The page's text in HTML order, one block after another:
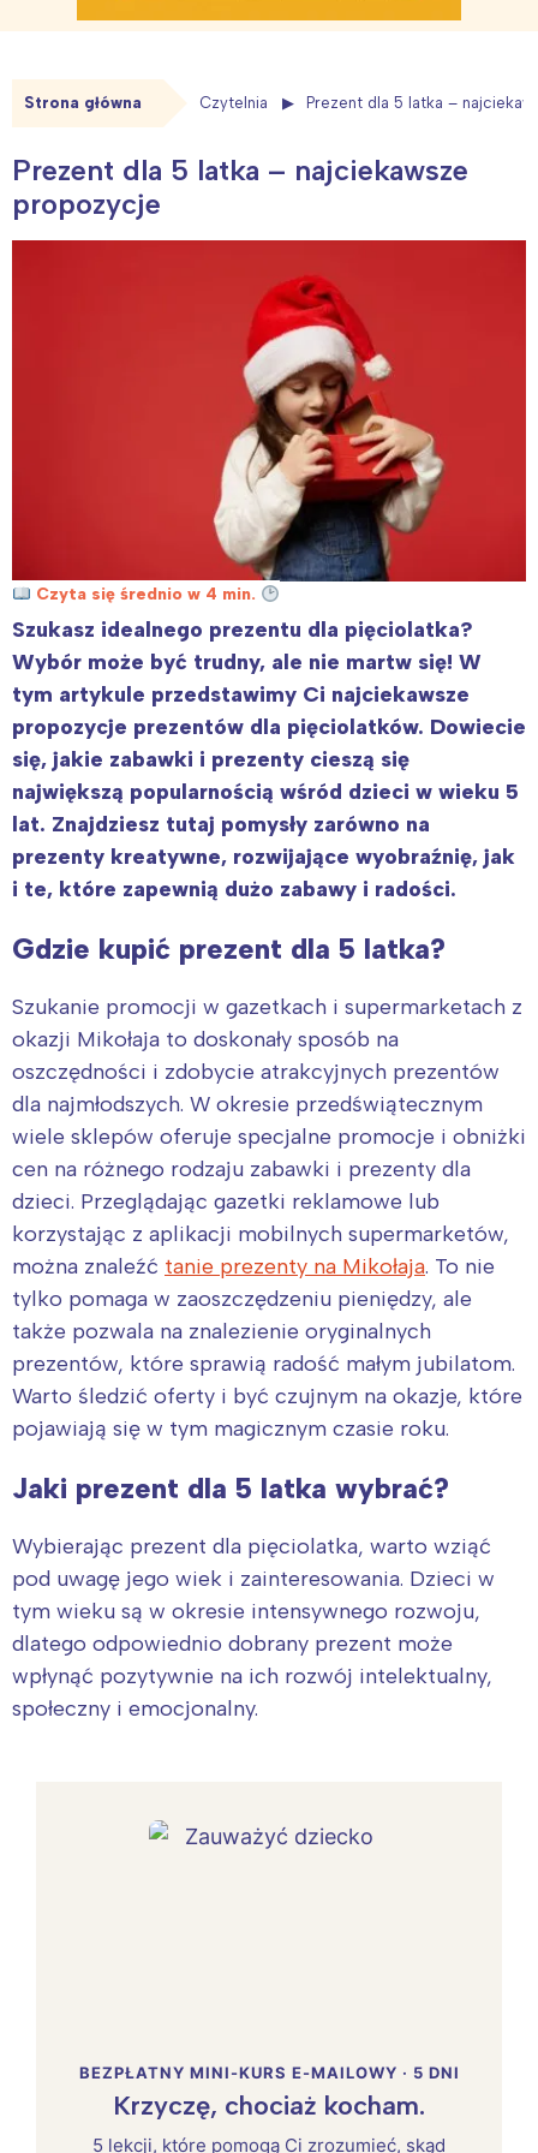
Strona główna Czytelnia Prezent dla 5 latka –
Prezent dla 5 latka – najciekawsze
propozycje
Czyta się średnio w 4 min.
Szukasz idealnego prezentu dla pięciolatka?
Wybór może być trudny, ale nie martw się! W
tym artykule przedstawimy Ci najciekawsze
propozycje prezentów dla pięciolatków. Dowiecie
się, jakie zabawki i prezenty cieszą się
największą popularnością wśród dzieci w wieku 5
lat. Znajdziesz tutaj pomysły zarówno na
prezenty kreatywne, rozwijające wyobraźnię, jak
i te, które zapewnią dużo zabawy i radości.
Gdzie kupić prezent dla 5 latka?
Szukanie promocji w gazetkach i supermarketach z
okazji Mikołaja to doskonały sposób na
oszczędności i zdobycie atrakcyjnych prezentów
dla najmłodszych. W okresie przedświątecznym
wiele sklepów oferuje specjalne promocje i obniżki
cen na różnego rodzaju zabawki i prezenty dla
dzieci. Przeglądając gazetki reklamowe lub
korzystając z aplikacji mobilnych supermarketów,
można znaleźć tanie prezenty na Mikołaja. To nie
tylko pomaga w zaoszczędzeniu pieniędzy, ale
także pozwala na znalezienie oryginalnych
prezentów, które sprawią radość małym jubilatom.
Warto śledzić oferty i być czujnym na okazje, które
pojawiają się w tym magicznym czasie roku.
Jaki prezent dla 5 latka wybrać?
Wybierając prezent dla pięciolatka, warto wziąć
pod uwagę jego wiek i zainteresowania. Dzieci w
tym wieku są w okresie intensywnego rozwoju,
dlatego odpowiednio dobrany prezent może
wpłynąć pozytywnie na ich rozwój intelektualny,
społeczny i emocjonalny.
BEZPŁATNY MINI-KURS E-MAILOWY · 5 DNI
Krzyczę, chociaż kocham.
5 lekcji, które pomogą Ci zrozumieć, skąd